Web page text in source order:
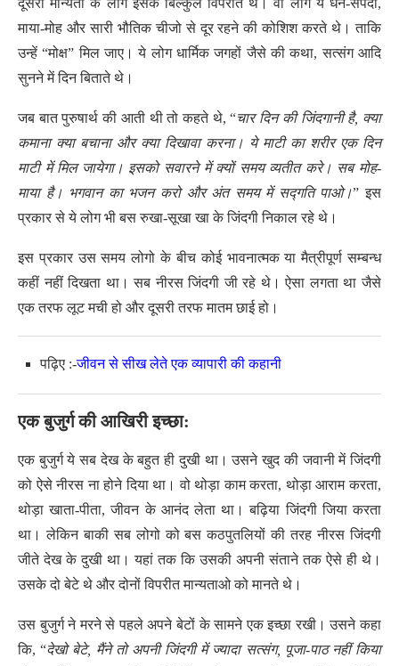
दूसरी मान्यता के लोग इसके बिल्कुल विपरीत थे। वो लोग ये धन-संपदा,
माया-मोह और सारी भौतिक चीजो से दूर रहने की कोशिश करते थे। ताकि
उन्हें “मोक्ष” मिल जाए। ये लोग धार्मिक जगहों जैसे की कथा, सत्संग आदि
सुनने में दिन बिताते थे।
जब बात पुरुषार्थ की आती थी तो कहते थे, “चार दिन की जिंदगानी है, क्या
कमाना क्या बचाना और क्या दिखावा करना। ये माटी का शरीर एक दिन
माटी में मिल जायेगा। इसको सवारने में क्यों समय व्यतीत करे। सब मोह-
माया है। भगवान का भजन करो और अंत समय में सद्गति पाओ।” इस
प्रकार से ये लोग भी बस रुखा-सूखा खा के जिंदगी निकाल रहे थे।
इस प्रकार उस समय लोगो के बीच कोई भावनात्मक या मैत्रीपूर्ण सम्बन्ध
कहीं नहीं दिखता था। सब नीरस जिंदगी जी रहे थे। ऐसा लगता था जैसे
एक तरफ लूट मची हो और दूसरी तरफ मातम छाई हो।
पढ़िए :-जीवन से सीख लेते एक व्यापारी की कहानी
एक बुजुर्ग की आखिरी इच्छा:
एक बुजुर्ग ये सब देख के बहुत ही दुखी था। उसने खुद की जवानी में जिंदगी
को ऐसे नीरस ना होने दिया था। वो थोड़ा काम करता, थोड़ा आराम करता,
थोड़ा खाता-पीता, जीवन के आनंद लेता था। बढ़िया जिंदगी जिया करता
था। लेकिन बाकी सब लोगो को बस कठपुतलियों की तरह नीरस जिंदगी
जीते देख के दुखी था। यहां तक कि उसकी अपनी संताने तक ऐसे ही थे।
उसके दो बेटे थे और दोनों विपरीत मान्यताओ को मानते थे।
उस बुजुर्ग ने मरने से पहले अपने बेटों के सामने एक इच्छा रखी। उसने कहा
कि, “देखो बेटे, मैंने तो अपनी जिंदगी में ज्यादा सत्संग, पूजा-पाठ नहीं किया